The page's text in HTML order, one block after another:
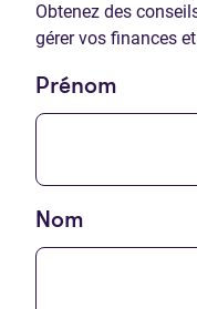
Obtenez des
gérer vos finances
Prénom
Nom